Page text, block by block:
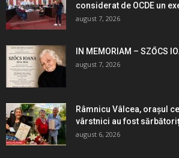
considerat de OCDE un
august 7, 2026
IN MEMORIAM – SZŐCS
august 7, 2026
Râmnicu Vâlcea, orașul
vârstnici au fost
august 6, 2026